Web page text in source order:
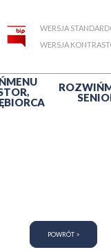
WERSJA
WERSJA
MENU
ROZWIŃ
POWRÓT >